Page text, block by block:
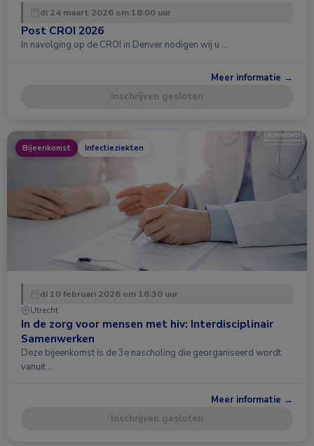
di 24 maart 2026 om 18:00 uur
Post CROI 2026
In navolging op de CROI in Denver nodigen wij u …
Meer informatie →
Inschrijven gesloten
Bijeenkomst Infectieziekten
di 10 februari 2026 om 16:30 uur
Utrecht
In de zorg voor mensen met hiv: Interdisciplinair
Samenwerken
Deze bijeenkomst is de 3e nascholing die georganiseerd wordt
vanuit …
Meer informatie →
Inschrijven gesloten